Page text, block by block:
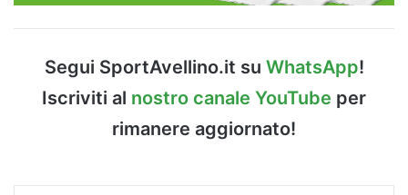
Segui SportAvellino.it su WhatsApp!
Iscriviti al nostro canale YouTube per
rimanere aggiornato!